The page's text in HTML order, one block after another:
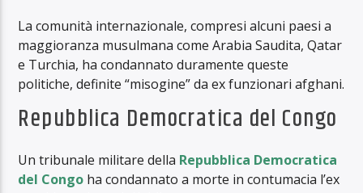
La comunità internazionale, compresi alcuni paesi a
maggioranza musulmana come Arabia Saudita, Qatar
e Turchia, ha condannato duramente queste
politiche, definite “misogine” da ex funzionari afghani.
Repubblica Democratica del Congo
Un tribunale militare della Repubblica Democratica
del Congo ha condannato a morte in contumacia l’ex